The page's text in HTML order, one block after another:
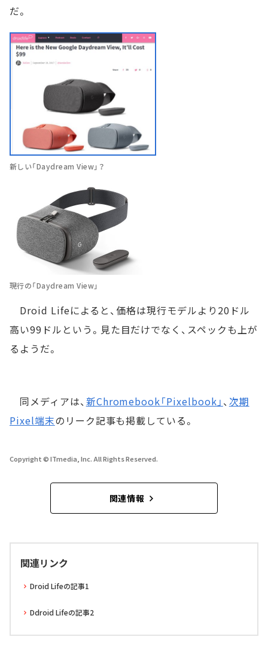
だ。
新しい「Daydream View」？
現行の「Daydream View」
Droid Lifeによると、価格は現行モデルより20ドル
高い99ドルという。見た目だけでなく、スペックも上が
るようだ。
同メディアは、 新Chromebook「Pixelbook」 、 次期
Pixel端末のリーク記事も掲載している。
Copyright © ITmedia, Inc. All Rights Reserved.
関連情報
関連リンク
Droid Lifeの記事1
Ddroid Lifeの記事2